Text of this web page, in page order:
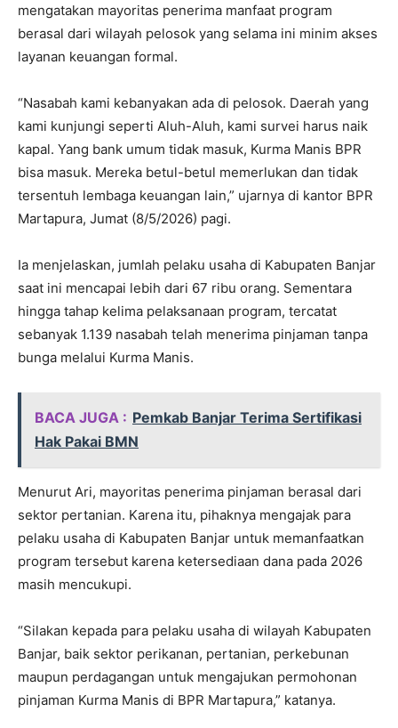
mengatakan mayoritas penerima manfaat program
berasal dari wilayah pelosok yang selama ini minim akses
layanan keuangan formal.
“Nasabah kami kebanyakan ada di pelosok. Daerah yang
kami kunjungi seperti Aluh-Aluh, kami survei harus naik
kapal. Yang bank umum tidak masuk, Kurma Manis BPR
bisa masuk. Mereka betul-betul memerlukan dan tidak
tersentuh lembaga keuangan lain,” ujarnya di kantor BPR
Martapura, Jumat (8/5/2026) pagi.
Ia menjelaskan, jumlah pelaku usaha di Kabupaten Banjar
saat ini mencapai lebih dari 67 ribu orang. Sementara
hingga tahap kelima pelaksanaan program, tercatat
sebanyak 1.139 nasabah telah menerima pinjaman tanpa
bunga melalui Kurma Manis.
BACA JUGA : Pemkab Banjar Terima Sertifikasi
Hak Pakai BMN
Menurut Ari, mayoritas penerima pinjaman berasal dari
sektor pertanian. Karena itu, pihaknya mengajak para
pelaku usaha di Kabupaten Banjar untuk memanfaatkan
program tersebut karena ketersediaan dana pada 2026
masih mencukupi.
“Silakan kepada para pelaku usaha di wilayah Kabupaten
Banjar, baik sektor perikanan, pertanian, perkebunan
maupun perdagangan untuk mengajukan permohonan
pinjaman Kurma Manis di BPR Martapura,” katanya.